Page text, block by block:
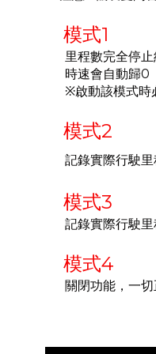
模式1
里程數完全停止
時速會自動歸0
※啟動該模式時
模式2
記錄實際行駛里
模式3
記錄實際行駛里
模式4
關閉功能，一切